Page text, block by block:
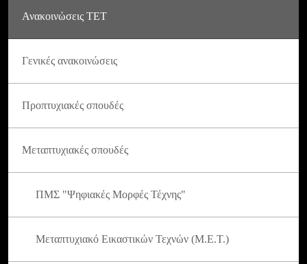
Ανακοινώσεις ΤΕΤ
Γενικές ανακοινώσεις
Προπτυχιακές σπουδές
Μεταπτυχιακές σπουδές
ΠΜΣ "Ψηφιακές Μορφές Τέχνης"
Μεταπτυχιακό Εικαστικών Τεχνών (Μ.Ε.Τ.)